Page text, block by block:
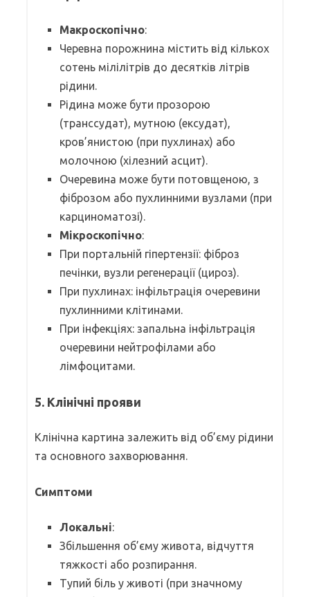
Макроскопічно:
Черевна порожнина містить від кількох
сотень мілілітрів до десятків літрів
рідини.
Рідина може бути прозорою
(транссудат), мутною (ексудат),
кров’янистою (при пухлинах) або
молочною (хілезний асцит).
Очеревина може бути потовщеною, з
фіброзом або пухлинними вузлами (при
карциноматозі).
Мікроскопічно:
При портальній гіпертензії: фіброз
печінки, вузли регенерації (цироз).
При пухлинах: інфільтрація очеревини
пухлинними клітинами.
При інфекціях: запальна інфільтрація
очеревини нейтрофілами або
лімфоцитами.
5. Клінічні прояви
Клінічна картина залежить від об’єму рідини
та основного захворювання.
Симптоми
Локальні:
Збільшення об’єму живота, відчуття
тяжкості або розпирання.
Тупий біль у животі (при значному